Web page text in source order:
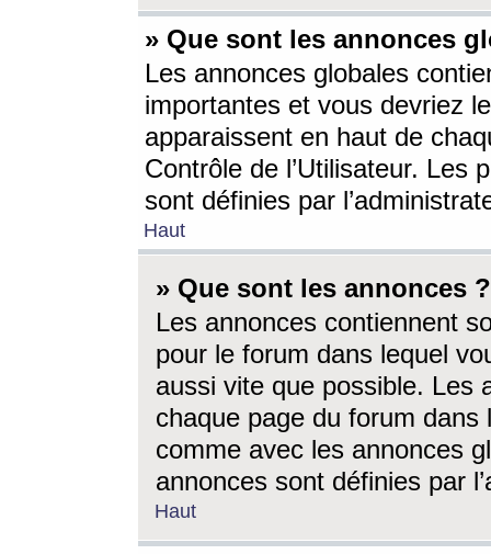
» Que sont les annonces
Les annonces globales
importantes et vous devriez
apparaissent en haut de
Contrôle de l’Utilisateur. Les
sont définies par
Haut
» Que sont les annonces ?
Les annonces contiennent
pour le forum dans lequel
aussi vite que possible. Les
chaque page du forum dans
comme avec les annonces
annonces sont définies par
Haut